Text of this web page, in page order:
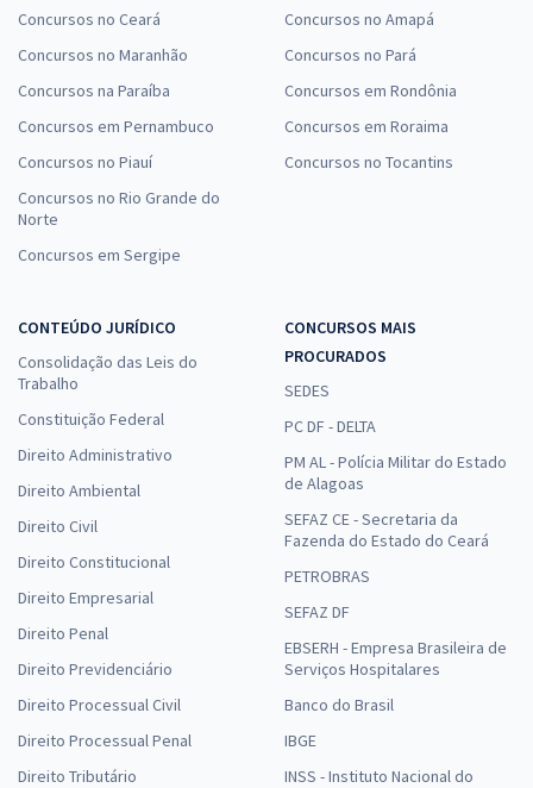
Concursos no Ceará
Concursos no Maranhão
Concursos na Paraíba
Concursos em Pernambuco
Concursos no Piauí
Concursos no Rio Grande do
Norte
Concursos em Sergipe
Concursos no Amapá
Concursos no Pará
Concursos em Rondônia
Concursos em Roraima
Concursos no Tocantins
CONTEÚDO JURÍDICO
Consolidação das Leis do
Trabalho
Constituição Federal
Direito Administrativo
Direito Ambiental
Direito Civil
Direito Constitucional
Direito Empresarial
Direito Penal
Direito Previdenciário
Direito Processual Civil
Direito Processual Penal
Direito Tributário
CONCURSOS MAIS
PROCURADOS
SEDES
PC DF - DELTA
PM AL - Polícia Militar do Estado
de Alagoas
SEFAZ CE - Secretaria da
Fazenda do Estado do Ceará
PETROBRAS
SEFAZ DF
EBSERH - Empresa Brasileira de
Serviços Hospitalares
Banco do Brasil
IBGE
INSS - Instituto Nacional do